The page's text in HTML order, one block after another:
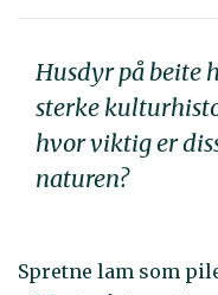
Husdyr på beite
sterke
hvor viktig er
naturen?
Spretne lam som